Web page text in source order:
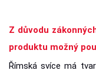
Z důvodu
produktu možný
Římská svíce má